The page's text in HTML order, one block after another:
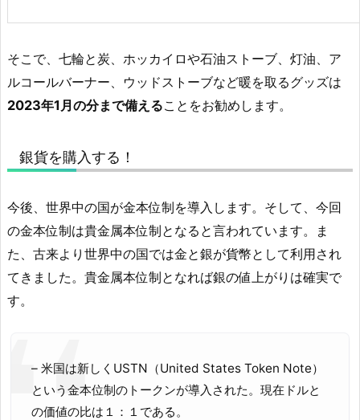
そこで、七輪と炭、ホッカイロや石油ストーブ、灯油、ア
ルコールバーナー、ウッドストーブなど暖を取るグッズは
2023年1月の分まで備えることをお勧めします。
銀貨を購入する！
今後、世界中の国が金本位制を導入します。そして、今回
の金本位制は貴金属本位制となると言われています。ま
た、古来より世界中の国では金と銀が貨幣として利用され
てきました。貴金属本位制となれば銀の値上がりは確実で
す。
– 米国は新しくUSTN（United States Token Note）
という金本位制のトークンが導入された。現在ドルと
の価値の比は１：１である。